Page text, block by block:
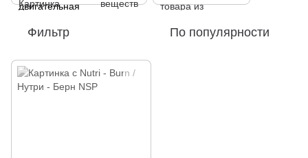
Фильтр По популярности